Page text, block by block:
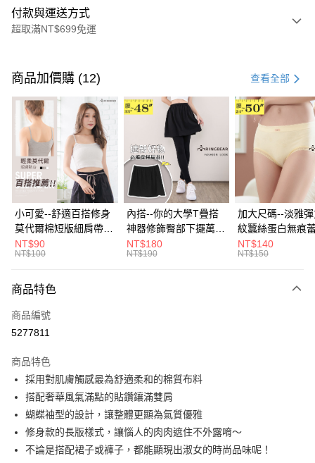
付款與運送方式
超取滿NT$699免運
信用卡一次付款
超商取貨付款
LINE Pay
Apple Pay
街口支付
悠遊付
Google Pay
全盈+PAY
大哥付你分期
【大哥付你分期使用說明】
1.本服務由台灣大哥大提供，台灣大哥大用戶可立即使用無須另外申請。
流程，驗證手機門號後，選擇欲分期的期數、繳款截止日，確認付款後即完
成交易。
3.實際核准額度、可分期數及費用金額請依後續交易確認頁面所載為準。
4.訂單成立30分鐘內，如未前往確認交易或遇審核未通過，訂單將自動取
法說明評估內容。
【繳款方式說明】
1.分期款項不併入電信帳單，「大哥付你分期」於每月結算日後寄送繳費提
醒簡訊。
AFTEE先享後付
【關於「AFTEE先享後付」】
AFTEE先享後付是「在收到商品之後才付款」的支付方式。 讓您購物簡單
便利好安心！
１．簡單：不需註冊會員、不需綁卡、不需儲值。
２．便利：只要手機號碼，簡訊認證，即可結帳。
３．安心：先確認商品／服務後，再付款。
【「AFTEE先享後付」結帳流程】
ATM付款
全家取貨付款
每筆NT$70，滿NT$699(含以上)免運費
商品加價購 (12) 查看全部
小可愛--舒適百搭修身
莫代爾棉短版細肩帶素
色背心(白.黑.灰L-2L)-
U582眼圈熊中大尺碼
NT$90
NT$100
內搭--你的大學T疊搭
神器修飾臀部下擺萬用
內搭裙/遮臀裙(黑2L-
6L)-Q155眼圈熊中大
NT$180
NT$190
加大尺碼--淡雅
紋蠶絲蛋白無痕
角內褲(白.粉.藍.
3L)-L28眼圈熊中
NT$140
NT$150
商品特色
商品編號
5277811
商品特色
採用對肌膚觸感最為舒適柔和的棉質布料
搭配奢華風氣滿點的貼鑽鑲滿雙肩
蝴蝶袖型的設計，讓整體更顯為氣質優雅
修身款的長版樣式，讓惱人的肉肉遮住不外露唷～
不論是搭配裙子或褲子，都能顯現出淑女的時尚品味呢！